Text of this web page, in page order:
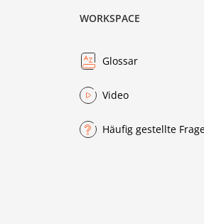
WORKSPACE
Glossar
Video
Häufig gestellte